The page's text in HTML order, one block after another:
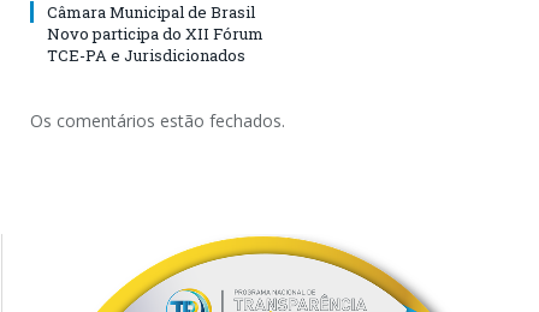
Câmara Municipal de Brasil
Novo participa do XII Fórum
TCE-PA e Jurisdicionados
Os comentários estão fechados.